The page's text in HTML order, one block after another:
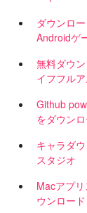
ダウンロ
Androidゲ
無料ダウ
イフフル
Github
をダウン
キャラダ
スタジオ
Macアプ
ウンロー